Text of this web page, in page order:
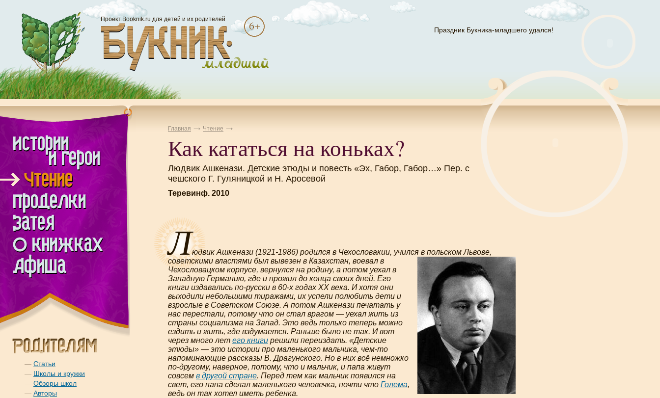
Проект Booknik.ru для детей и их родителей
Праздник Букника-младшего удался!
— Статьи
— Школы и кружки
— Обзоры школ
— Авторы
Главная Чтение
Как кататься на коньках?
Людвик Ашкенази. Детские этюды и повесть «Эх, Габор, Габор…» Пер. с
чешского Г. Гуляницкой и Н. Аросевой
Теревинф. 2010
Людвик Ашкенази (1921-1986) родился в Чехословакии, учился в польском Львове,
советскими властями был вывезен в Казахстан, воевал в
Чехословацком корпусе, вернулся на родину, а потом уехал в
Западную Германию, где и прожил до конца своих дней. Его
книги издавались по-русски в 60-хгодах ХХ века. И хотя они
выходили небольшими тиражами, их успели полюбить дети и
взрослые в Советском Союзе. А потом Ашкенази печатать у
нас перестали, потому что он стал врагом — уехал жить из
страны социализма на Запад. Это ведь только теперь можно
ездить и жить, где вздумается. Раньше было не так. И вот
через много лет его книги решили переиздать. «Детские
этюды» — это истории про маленького мальчика, чем-то
напоминающие рассказы В. Драгунского. Но в них всё немножко
по-другому, наверное, потому, что и мальчик, и папа живут
совсем в другой стране. Перед тем как мальчик появился на
свет, его папа сделал маленького человечка, почти что Голема,
ведь он так хотел иметь ребенка.